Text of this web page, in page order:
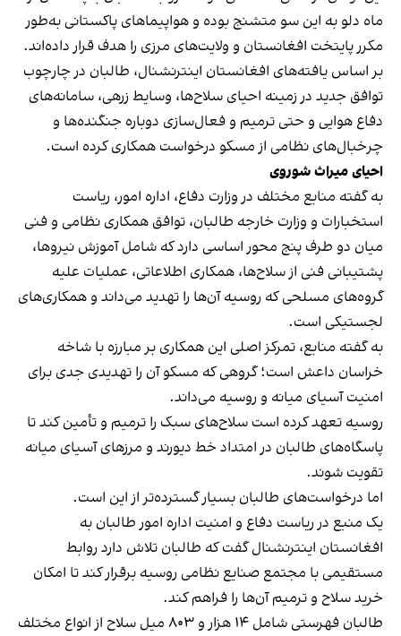
ماه دلو به این سو متشنج بوده و هواپیماهای پاکستانی به‌طور
مکرر پایتخت افغانستان و ولایت‌های مرزی را هدف قرار داده‌اند.
بر اساس یافته‌های افغانستان اینترنشنال، طالبان در چارچوب
توافق جدید در زمینه احیای سلاح‌ها، وسایط زرهی، سامانه‌های
دفاع هوایی و حتی ترمیم و فعال‌سازی دوباره جنگنده‌ها و
چرخبال‌های نظامی از مسکو درخواست همکاری کرده است.
احیای میراث شوروی
به گفته منابع مختلف در وزارت دفاع، اداره امور، ریاست
استخبارات و وزارت خارجه طالبان، توافق همکاری نظامی و فنی
میان دو طرف پنج محور اساسی دارد که شامل آموزش نیروها،
پشتیبانی فنی از سلاح‌ها، همکاری اطلاعاتی، عملیات علیه
گروه‌های مسلحی که روسیه آن‌ها را تهدید می‌داند و همکاری‌های
لجستیکی است.
به گفته منابع، تمرکز اصلی این همکاری بر مبارزه با شاخه
خراسان داعش است؛ گروهی که مسکو آن را تهدیدی جدی برای
امنیت آسیای میانه و روسیه می‌داند.
روسیه تعهد کرده است سلاح‌های سبک را ترمیم و تأمین کند تا
پاسگاه‌های طالبان در امتداد خط دیورند و مرزهای آسیای میانه
تقویت شوند.
اما درخواست‌های طالبان بسیار گسترده‌تر از این است.
یک منبع در ریاست دفاع و امنیت اداره امور طالبان به
افغانستان اینترنشنال گفت که طالبان تلاش دارد روابط
مستقیمی با مجتمع صنایع نظامی روسیه برقرار کند تا امکان
خرید سلاح و ترمیم آن‌ها را فراهم کند.
طالبان فهرستی شامل ۱۴ هزار و ۸۰۳ میل سلاح از انواع مختلف